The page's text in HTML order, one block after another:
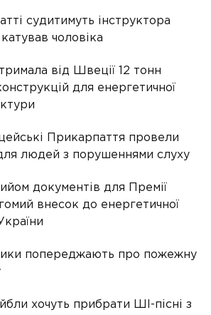
судитимуть інструктора
чоловіка
від Швеції 12 тонн
для енергетичної
Прикарпаття провели
людей з порушеннями слуху
документів для Премії
внесок до енергетичної
попереджають про пожежну
хочуть прибрати ШІ-пісні з